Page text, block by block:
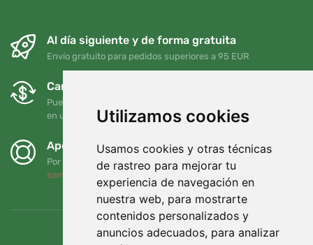
Utilizamos cookies
Usamos cookies y otras técnicas
de rastreo para mejorar tu
experiencia de navegación en
nuestra web, para mostrarte
contenidos personalizados y
anuncios adecuados, para analizar
Al día siguiente y de forma gratuita
Envío gratuito para pedidos superiores a 95 EUR
Cambios y devoluciones gratuitos
Puede devolver o cambiar su pedido en cualquier momento
en un plazo de 90 días
Apoyamos a Trees.org
Por cada pedido plantamos un árbol. Leer más
somos